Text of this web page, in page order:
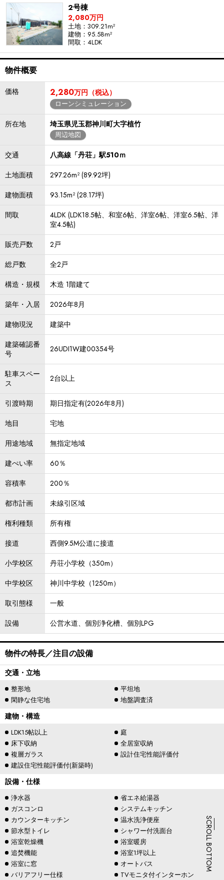
2号棟
2,080万円
土地：309.21m²
建物：95.58m²
間取：4LDK
物件概要
価格 2,280万円（税込）
ローンシミュレーション
所在地 埼玉県児玉郡神川町大字植竹
周辺地図
交通
八高線「丹荘」駅510ｍ
土地面積
297.26m² (89.92坪)
建物面積
93.15m² (28.17坪)
間取
4LDK (LDK18.5帖、和室6帖、洋室6帖、洋室6.5帖、洋
室4.5帖)
販売戸数
2戸
総戸数
全2戸
構造・規模
木造 1階建て
築年・入居
2026年8月
建物現況
建築中
建築確認番
号
26UDI1W建00354号
駐車スペー
ス
2台以上
引渡時期
期日指定有(2026年8月)
地目
宅地
用途地域
無指定地域
建ぺい率
60％
容積率
200％
都市計画
未線引区域
権利種類
所有権
接道
西側9.5M公道に接道
小学校区
丹荘小学校（350m）
中学校区
神川中学校（1250m）
取引態様
一般
設備
公営水道、個別浄化槽、個別LPG
物件の特長／注目の設備
交通・立地
整形地
平坦地
閑静な住宅地
地盤調査済
建物・構造
LDK15帖以上
庭
床下収納
全居室収納
複層ガラス
設計住宅性能評価付
建設住宅性能評価付(新築時)
設備・仕様
浄水器
省エネ給湯器
ガスコンロ
システムキッチン
カウンターキッチン
温水洗浄便座
節水型トイレ
シャワー付洗面台
浴室乾燥機
浴室暖房
追焚機能
浴室1坪以上
浴室に窓
オートバス
バリアフリー仕様
TVモニタ付インターホン
SCROLL BOTTOM